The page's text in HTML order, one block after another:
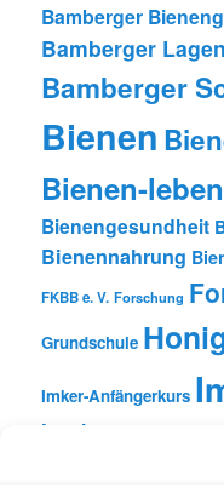
Bamberger
Bamberger
Bamberger
Bienen
Bienen-
Bienengesundheit
Bienennahrung
FKBB e. V. Forschung
Grundschule
Imker-Anfängerkurs
Insekten